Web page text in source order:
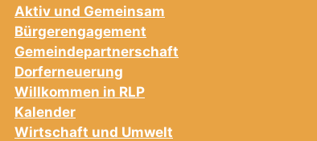
Aktiv und Gemeinsam
Bürgerengagement
Gemeindepartnerschaft
Dorferneuerung
Willkommen in RLP
Kalender
Wirtschaft und Umwelt